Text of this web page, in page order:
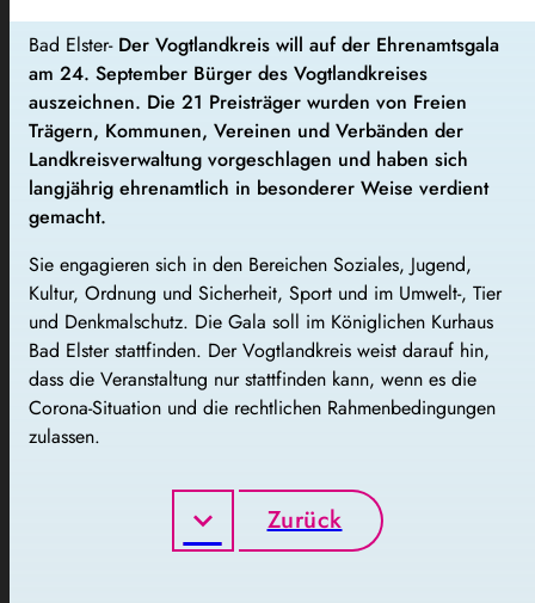
Bad Elster- Der Vogtlandkreis will auf der Ehrenamtsgala
am 24. September Bürger des Vogtlandkreises
auszeichnen. Die 21 Preisträger wurden von Freien
Trägern, Kommunen, Vereinen und Verbänden der
Landkreisverwaltung vorgeschlagen und haben sich
langjährig ehrenamtlich in besonderer Weise verdient
gemacht.
Sie engagieren sich in den Bereichen Soziales, Jugend,
Kultur, Ordnung und Sicherheit, Sport und im Umwelt-, Tier
und Denkmalschutz. Die Gala soll im Königlichen Kurhaus
Bad Elster stattfinden. Der Vogtlandkreis weist darauf hin,
dass die Veranstaltung nur stattfinden kann, wenn es die
Corona-Situation und die rechtlichen Rahmenbedingungen
zulassen.
Zurück